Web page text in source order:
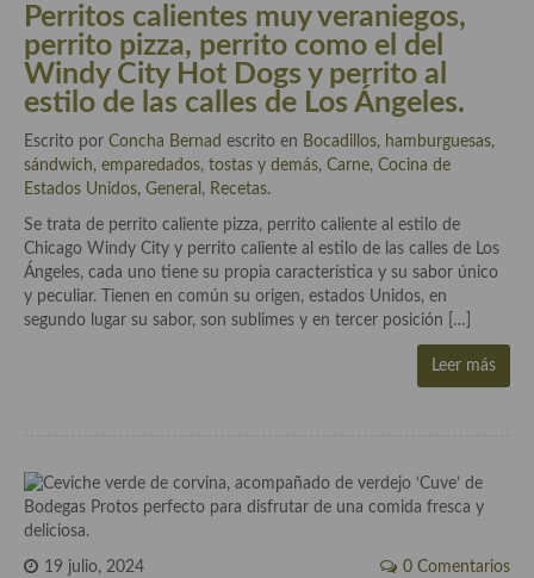
Cocina Azerí (Azerbaiyán)
Cocina de Egipto
Cocina de Tunez
Cocina Oriental
Cocina Japonesa
Cocina Vietnamita
Cocina China
Perritos calientes muy veraniegos,
perrito pizza, perrito como el del
Windy City Hot Dogs y perrito al
estilo de las calles de Los Ángeles.
Escrito por Concha Bernad escrito en Bocadillos, hamburguesas,
sándwich, emparedados, tostas y demás, Carne, Cocina de
Estados Unidos, General , Recetas.
Se trata de perrito caliente pizza, perrito caliente al estilo de
Chicago Windy City y perrito caliente al estilo de las calles de Los
Ángeles, cada uno tiene su propia característica y su sabor único
y peculiar. Tienen en común su origen, estados Unidos, en
segundo lugar su sabor, son sublimes y en tercer posición […]
Leer más
19 julio, 2024 0 Comentarios